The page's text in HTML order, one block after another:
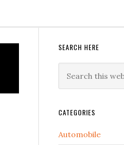
Primary
Sidebar
SEARCH HERE
this
CATEGORIES
Automobile